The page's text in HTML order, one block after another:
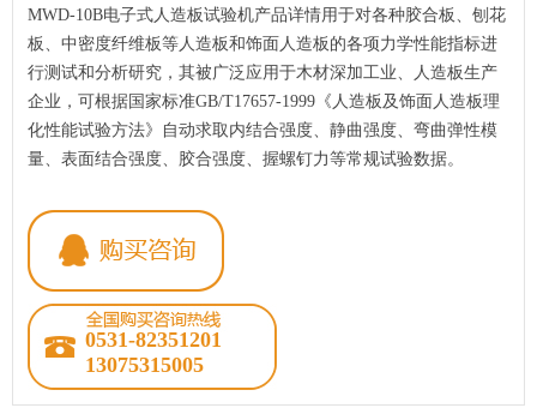
MWD-10B电子式人造板试验机产品详情用于对各种胶合板、刨花
板、中密度纤维板等人造板和饰面人造板的各项力学性能指标进
行测试和分析研究，其被广泛应用于木材深加工业、人造板生产
企业，可根据国家标准GB/T17657-1999《人造板及饰面人造板理
化性能试验方法》自动求取内结合强度、静曲强度、弯曲弹性模
量、表面结合强度、胶合强度、握螺钉力等常规试验数据。
0531-82351201
13075315005